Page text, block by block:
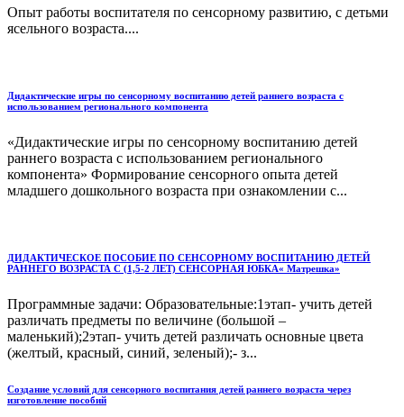
Опыт работы воспитателя по сенсорному развитию, с детьми
ясельного возраста....
Дидактические игры по сенсорному воспитанию детей раннего возраста с
использованием регионального компонента
«Дидактические игры по сенсорному воспитанию детей
раннего возраста с использованием регионального
компонента» Формирование сенсорного опыта детей
младшего дошкольного возраста при ознакомлении с...
ДИДАКТИЧЕСКОЕ ПОСОБИЕ ПО СЕНСОРНОМУ ВОСПИТАНИЮ ДЕТЕЙ
РАННЕГО ВОЗРАСТА С (1,5-2 ЛЕТ) СЕНСОРНАЯ ЮБКА« Матрешка»
Программные задачи: Образовательные:1этап- учить детей
различать предметы по величине (большой –
маленький);2этап- учить детей различать основные цвета
(желтый, красный, синий, зеленый);- з...
Создание условий для сенсорного воспитания детей раннего возраста через
изготовление пособий